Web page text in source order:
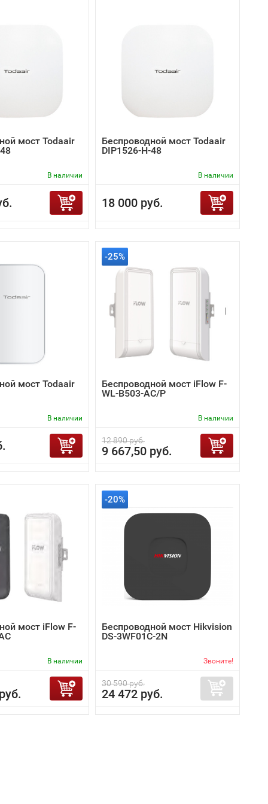
мост Todaair
В наличии
Беспроводной мост Todaair
DIP1526-H-48
В наличии
18 000 руб.
мост Todaair
В наличии
-25%
Беспроводной мост iFlow F-
WL-B503-AC/P
В наличии
12 890 руб.
9 667,50 руб.
мост iFlow F-
В наличии
-20%
Беспроводной мост Hikvision
DS-3WF01C-2N
Звоните!
30 590 руб.
24 472 руб.